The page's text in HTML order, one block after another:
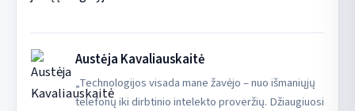
Austėja Kavaliauskaitė
„Technologijos visada mane žavėjo – nuo išmaniųjų
telefonų iki dirbtinio intelekto proveržių. Džiaugiuosi